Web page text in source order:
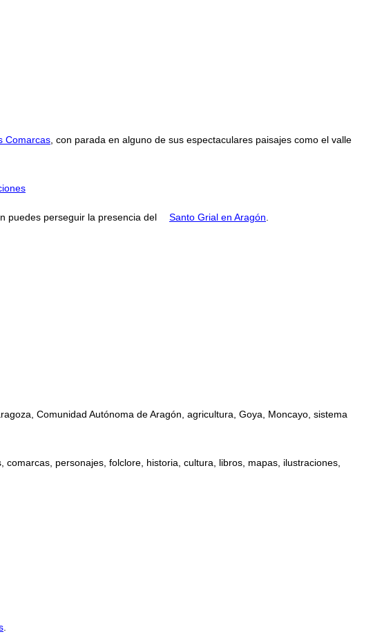
Comarcas , con parada en alguno de sus espectaculares paisajes como el valle
puedes perseguir la presencia del Santo Grial en Aragón
Comunidad Autónoma de Aragón, agricultura, Goya, Moncayo, sistema
personajes, folclore, historia, cultura, libros, mapas, ilustraciones,